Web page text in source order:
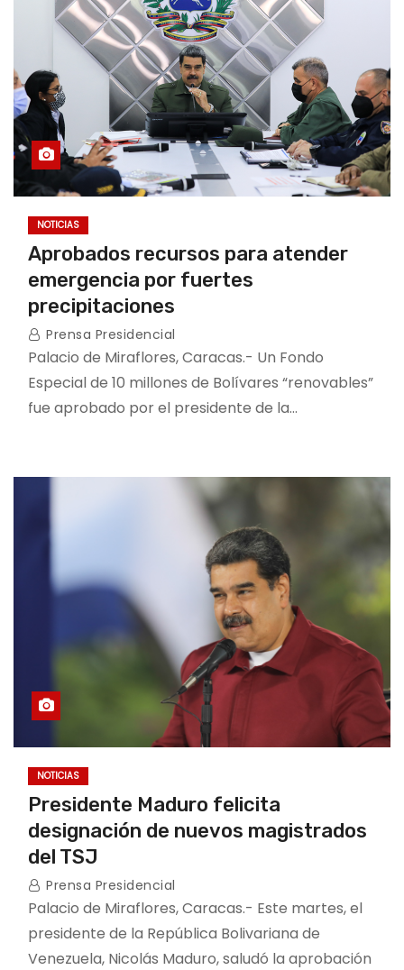
NOTICIAS
Aprobados recursos para atender
emergencia por fuertes
precipitaciones
Prensa Presidencial
Palacio de Miraflores, Caracas.- Un Fondo
Especial de 10 millones de Bolívares “renovables”
fue aprobado por el presidente de la…
NOTICIAS
Presidente Maduro felicita
designación de nuevos magistrados
del TSJ
Prensa Presidencial
Palacio de Miraflores, Caracas.- Este martes, el
presidente de la República Bolivariana de
Venezuela, Nicolás Maduro, saludó la aprobación